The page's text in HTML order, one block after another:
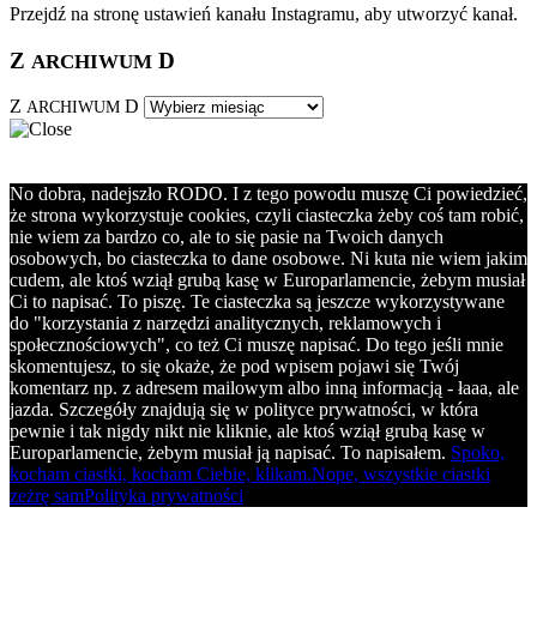
Przejdź na stronę ustawień kanału Instagramu, aby utworzyć kanał.
Z ARCHIWUM D
Z ARCHIWUM D
No dobra, nadejszło RODO. I z tego powodu muszę Ci powiedzieć,
że strona wykorzystuje cookies, czyli ciasteczka żeby coś tam robić,
nie wiem za bardzo co, ale to się pasie na Twoich danych
osobowych, bo ciasteczka to dane osobowe. Ni kuta nie wiem jakim
cudem, ale ktoś wziął grubą kasę w Europarlamencie, żebym musiał
Ci to napisać. To piszę. Te ciasteczka są jeszcze wykorzystywane
do "korzystania z narzędzi analitycznych, reklamowych i
społecznościowych", co też Ci muszę napisać. Do tego jeśli mnie
skomentujesz, to się okaże, że pod wpisem pojawi się Twój
komentarz np. z adresem mailowym albo inną informacją - łaaa, ale
jazda. Szczegóły znajdują się w polityce prywatności, w która
pewnie i tak nigdy nikt nie kliknie, ale ktoś wziął grubą kasę w
Europarlamencie, żebym musiał ją napisać. To napisałem. Spoko,
kocham ciastki, kocham Ciebie, klikam.Nope, wszystkie ciastki
zeżrę samPolityka prywatności